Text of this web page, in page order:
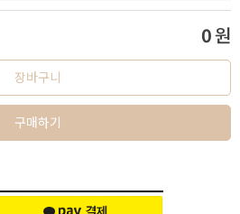
0원
장바구니
구매하기